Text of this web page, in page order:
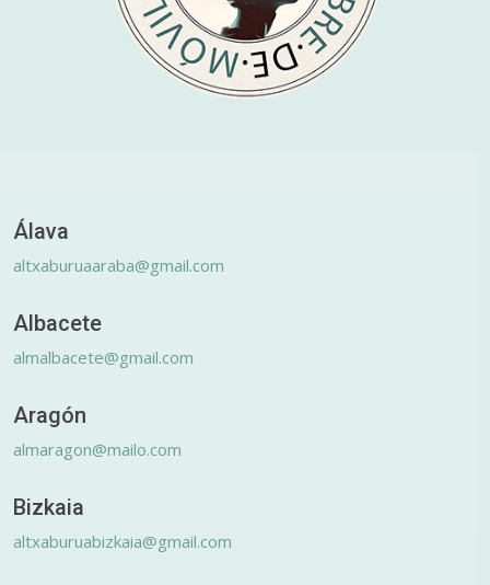
Álava
altxaburuaaraba@gmail.com
Albacete
almalbacete@gmail.com
Aragón
almaragon@mailo.com
Bizkaia
altxaburuabizkaia@gmail.com